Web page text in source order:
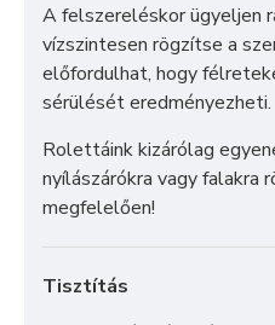
A felszereléskor ügyeljen
vízszintesen rögzítse a
előfordulhat, hogy
sérülését eredményezheti.
Rolettáink kizárólag
nyílászárókra vagy falakra
megfelelően!
Tisztítás